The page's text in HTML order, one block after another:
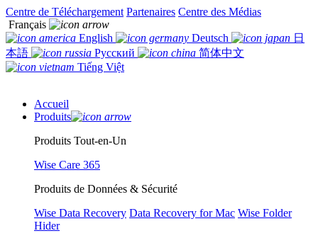
Centre de Téléchargement Partenaires Centre des Médias
Français
English
Deutsch
日
本語
Русский
简体中文
Tiếng Việt
Accueil
Produits
Produits Tout-en-Un
Wise Care 365
Produits de Données & Sécurité
Wise Data Recovery Data Recovery for Mac Wise Folder
Hider